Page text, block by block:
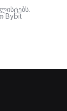
Bybit